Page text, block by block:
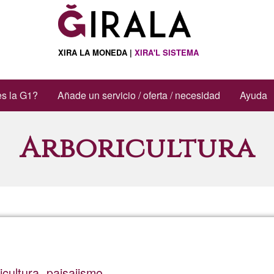
XIRA LA MONEDA | XIRA'L SISTEMA
la G1? Añade un servicio / oferta / necesidad Ayuda
Arboricultura